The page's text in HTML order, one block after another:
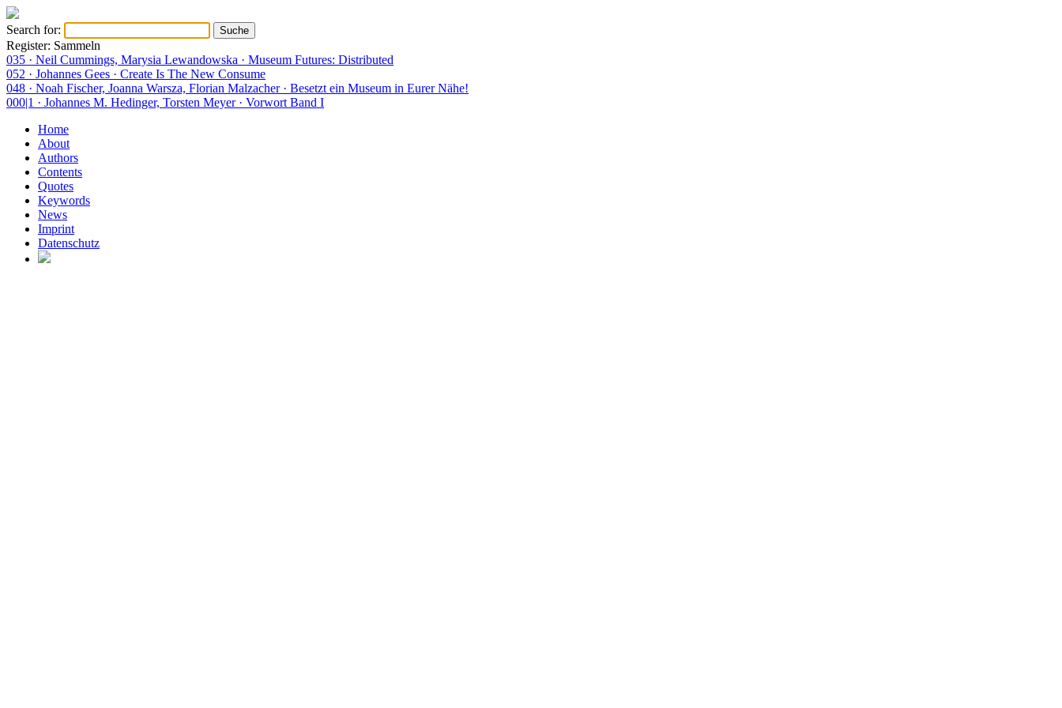
Search for:
Register: Sammeln
035 · Neil Cummings, Marysia Lewandowska · Museum Futures: Distributed
052 · Johannes Gees · Create Is The New Consume
048 · Noah Fischer, Joanna Warsza, Florian Malzacher · Besetzt ein Museum in Eurer Nähe!
000|1 · Johannes M. Hedinger, Torsten Meyer · Vorwort Band I
Home
About
Authors
Contents
Quotes
Keywords
News
Imprint
Datenschutz